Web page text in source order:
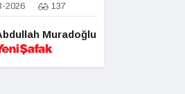
2026 137
Muradoğlu